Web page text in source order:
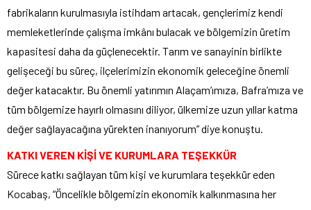
fabrikaların kurulmasıyla istihdam artacak, gençlerimiz kendi
memleketlerinde çalışma imkânı bulacak ve bölgemizin üretim
kapasitesi daha da güçlenecektir. Tarım ve sanayinin birlikte
gelişeceği bu süreç, ilçelerimizin ekonomik geleceğine önemli
değer katacaktır. Bu önemli yatırımın Alaçam’ımıza, Bafra’mıza ve
tüm bölgemize hayırlı olmasını diliyor, ülkemize uzun yıllar katma
değer sağlayacağına yürekten inanıyorum” diye konuştu.
KATKI VEREN KİŞİ VE KURUMLARA TEŞEKKÜR
Sürece katkı sağlayan tüm kişi ve kurumlara teşekkür eden
Kocabaş, “Öncelikle bölgemizin ekonomik kalkınmasına her